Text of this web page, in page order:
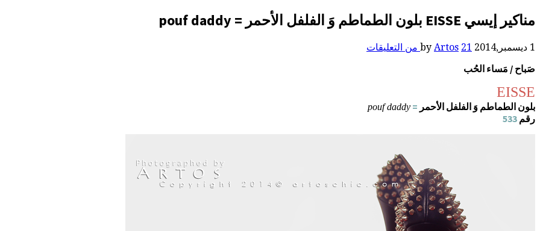
مناكير إيسي EISSE بلون الطماطم وَ الفلفل الأحمر = pouf daddy‏
1 ديسمبر,2014 Artos 21 من التعليقات
صَباح / مَساء الحُب
EISSE
بلون الطماطم وَ الفلفل الأحمر =
pouf daddy
رقم 533